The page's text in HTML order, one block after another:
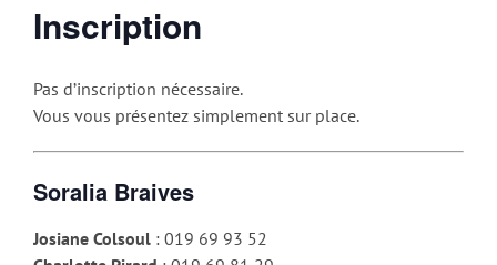
Inscription
Pas d’inscription nécessaire.
Vous vous présentez simplement sur place.
Soralia Braives
Josiane Colsoul : 019 69 93 52